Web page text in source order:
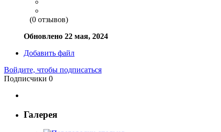
(0 отзывов)
Обновлено 22 мая, 2024
Добавить файл
Войдите, чтобы подписаться
Подписчики 0
Галерея